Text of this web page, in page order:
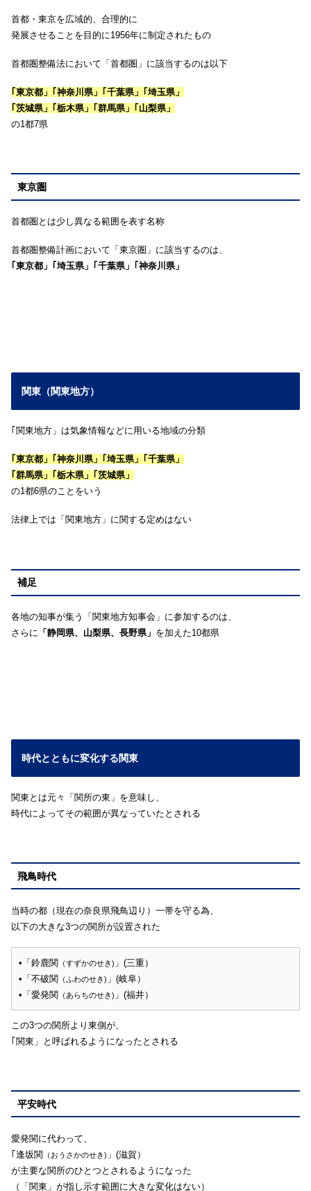
首都・東京を広域的、合理的に
発展させることを目的に1956年に制定されたもの
首都圏整備法において「首都圏」に該当するのは以下
｢東京都」｢神奈川県」｢千葉県」｢埼玉県」
｢茨城県」｢栃木県」｢群馬県」｢山梨県」
の1都7県
東京圏
首都圏とは少し異なる範囲を表す名称
首都圏整備計画において「東京圏」に該当するのは、
｢東京都」｢埼玉県」｢千葉県」｢神奈川県」
関東（関東地方）
｢関東地方」は気象情報などに用いる地域の分類
｢東京都」｢ 神奈川県」｢埼玉県」｢千葉県」
｢群馬県」｢栃木県」｢茨城県」
の1都6県のことをいう
法律上では「関東地方」に関する定めはない
補足
各地の知事が集う「関東地方知事会」に参加するのは、
さらに 「静岡県、山梨県、長野県」 を加えた10都県
時代とともに変化する関東
関東とは元々「関所の東」を意味し、
時代によってその範囲が異なっていたとされる
飛鳥時代
当時の都（現在の奈良県飛鳥辺り）一帯を守る為、
以下の大きな3つの関所が設置された
•「鈴鹿関 （すずかのせき) 」(三重）
•「不破関 （ふわのせき) 」(岐阜）
•「愛発関 （あらちのせき) 」(福井）
この3つの関所より東側が、
｢関東」と呼ばれるようになったとされる
平安時代
愛発関に代わって、
｢逢坂関 （おうさかのせき) 」(滋賀）
が主要な関所のひとつとされるようになった
（「関東」が指し示す範囲に大きな変化はない）